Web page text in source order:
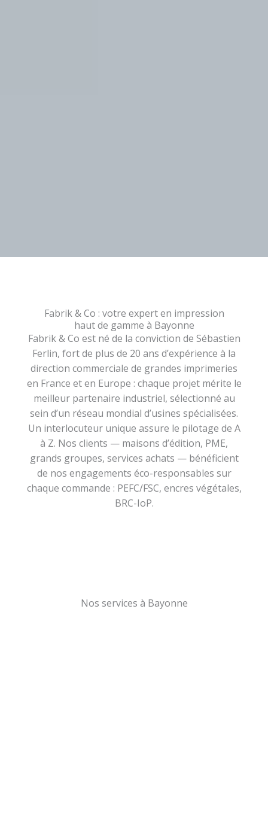
Fabrik & Co : votre expert en impression
haut de gamme à Bayonne
Fabrik & Co est né de la conviction de Sébastien
Ferlin, fort de plus de 20 ans d’expérience à la
direction commerciale de grandes imprimeries
en France et en Europe : chaque projet mérite le
meilleur partenaire industriel, sélectionné au
sein d’un réseau mondial d’usines spécialisées.
Un interlocuteur unique assure le pilotage de A
à Z. Nos clients — maisons d’édition, PME,
grands groupes, services achats — bénéficient
de nos engagements éco-responsables sur
chaque commande : PEFC/FSC, encres végétales,
BRC-IoP.
Nos services à Bayonne